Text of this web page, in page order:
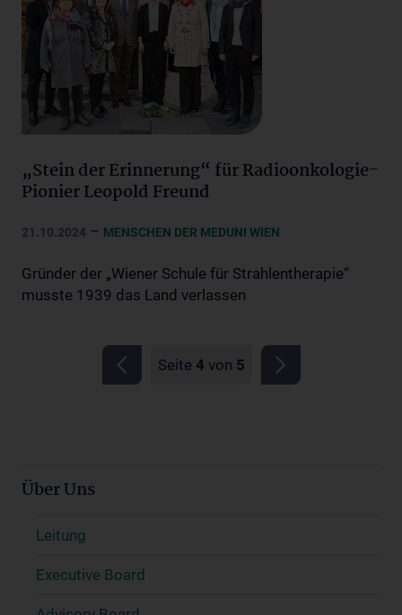
„Stein der Erinnerung“ für Radioonkologie-
Pionier Leopold Freund
21.10.2024 – MENSCHEN DER MEDUNI WIEN
Gründer der „Wiener Schule für Strahlentherapie“
musste 1939 das Land verlassen
Seite 4 von 5
Über Uns
Leitung
Executive Board